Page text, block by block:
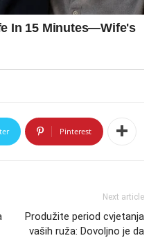
Pinterest
Next article
Produžite period cvjetanja
vaših ruža: Dovoljno je da